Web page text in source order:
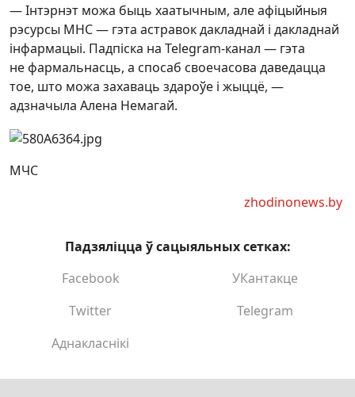
— Інтэрнэт можа быць хаатычным, але афіцыйныя
рэсурсы МНС — гэта астравок дакладнай і дакладнай
інфармацыі. Падпіска на Telegram-канал — гэта
не фармальнасць, а спосаб своечасова даведацца
тое, што можа захаваць здароўе і жыццё, —
адзначыла Алена Немагай.
МЧС
zhodinonews.by
Падзяліцца ў сацыяльных сетках:
Facebook
УКантакце
Twitter
Telegram
Аднакласнікі